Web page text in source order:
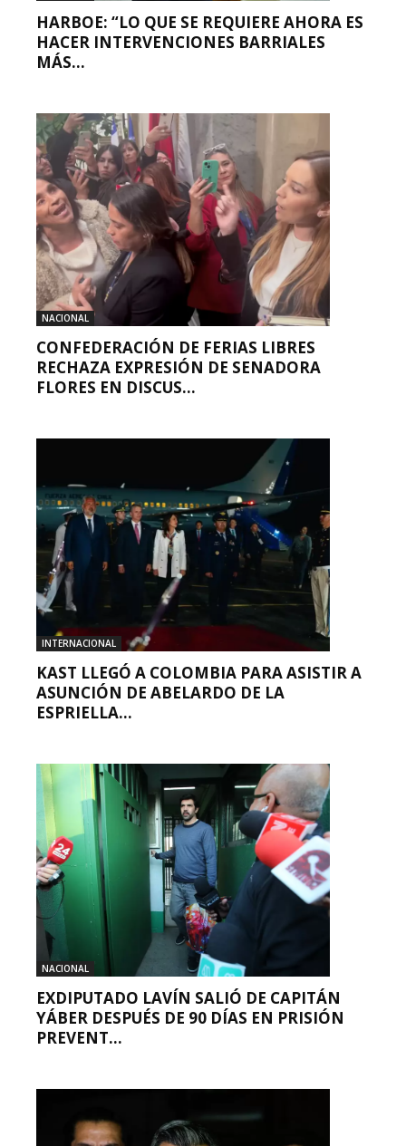
HARBOE: “LO QUE SE REQUIERE AHORA ES
HACER INTERVENCIONES BARRIALES
MÁS...
NACIONAL
CONFEDERACIÓN DE FERIAS LIBRES
RECHAZA EXPRESIÓN DE SENADORA
FLORES EN DISCUS...
INTERNACIONAL
KAST LLEGÓ A COLOMBIA PARA ASISTIR A
ASUNCIÓN DE ABELARDO DE LA
ESPRIELLA...
NACIONAL
EXDIPUTADO LAVÍN SALIÓ DE CAPITÁN
YÁBER DESPUÉS DE 90 DÍAS EN PRISIÓN
PREVENT...